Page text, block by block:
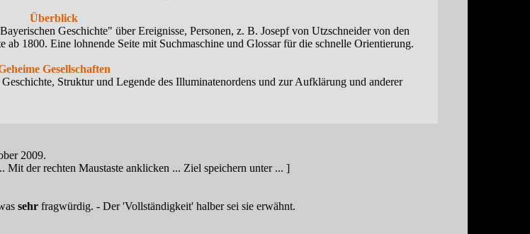
Überblick
Geschichte" über Ereignisse, Personen, z. B. Josepf von Utzschneider von den
1800. Eine lohnende Seite mit Suchmaschine und Glossar für die schnelle Orientierung.
Gesellschaften
Struktur und Legende des Illuminatenordens und zur Aufklärung und anderer
2009.
Mit der rechten Maustaste anklicken ... Ziel speichern unter ... ]
sehr fragwürdig. - Der 'Vollständigkeit' halber sei sie erwähnt.